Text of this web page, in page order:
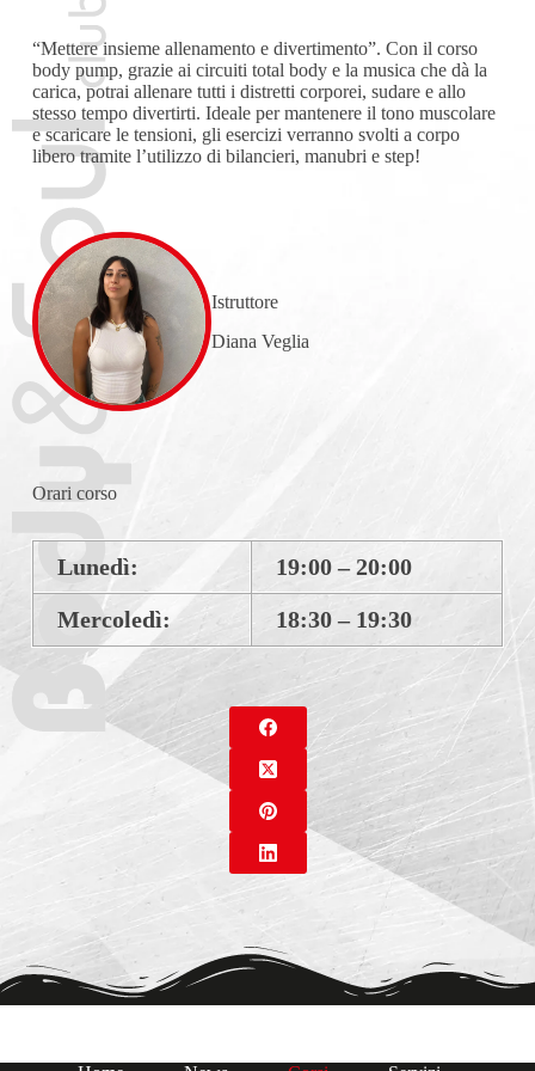
“Mettere insieme allenamento e divertimento”. Con il corso
body pump, grazie ai circuiti total body e la musica che dà la
carica, potrai allenare tutti i distretti corporei, sudare e allo
stesso tempo divertirti. Ideale per mantenere il tono muscolare
e scaricare le tensioni, gli esercizi verranno svolti a corpo
libero tramite l’utilizzo di bilancieri, manubri e step!
Istruttore
Diana Veglia
Orari corso
Lunedì:
19:00 – 20:00
Mercoledì:
18:30 – 19:30